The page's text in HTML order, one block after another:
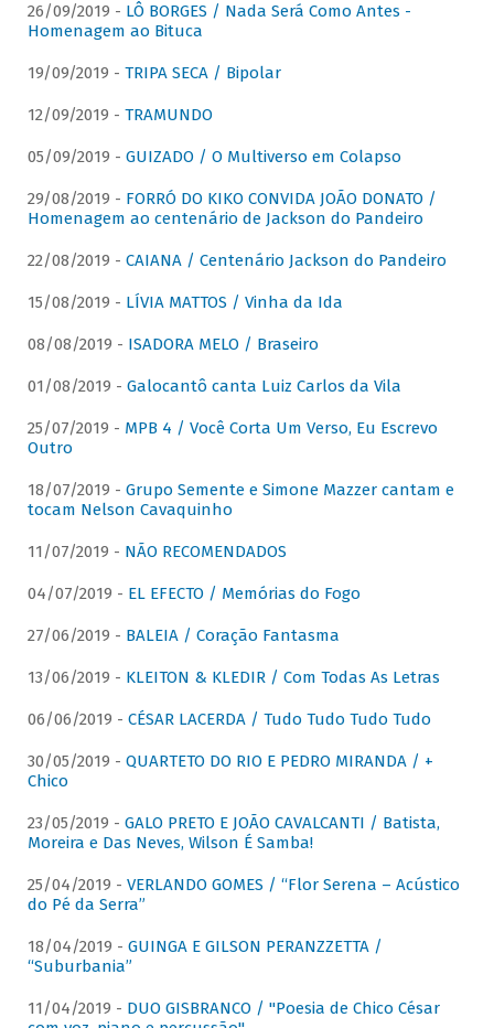
26/09/2019 - LÔ BORGES / Nada Será Como Antes -
Homenagem ao Bituca
19/09/2019 - TRIPA SECA / Bipolar
12/09/2019 - TRAMUNDO
05/09/2019 - GUIZADO / O Multiverso em Colapso
29/08/2019 - FORRÓ DO KIKO CONVIDA JOÃO DONATO /
Homenagem ao centenário de Jackson do Pandeiro
22/08/2019 - CAIANA / Centenário Jackson do Pandeiro
15/08/2019 - LÍVIA MATTOS / Vinha da Ida
08/08/2019 - ISADORA MELO / Braseiro
01/08/2019 - Galocantô canta Luiz Carlos da Vila
25/07/2019 - MPB 4 / Você Corta Um Verso, Eu Escrevo
Outro
18/07/2019 - Grupo Semente e Simone Mazzer cantam e
tocam Nelson Cavaquinho
11/07/2019 - NÃO RECOMENDADOS
04/07/2019 - EL EFECTO / Memórias do Fogo
27/06/2019 - BALEIA / Coração Fantasma
13/06/2019 - KLEITON & KLEDIR / Com Todas As Letras
06/06/2019 - CÉSAR LACERDA / Tudo Tudo Tudo Tudo
30/05/2019 - QUARTETO DO RIO E PEDRO MIRANDA / +
Chico
23/05/2019 - GALO PRETO E JOÃO CAVALCANTI / Batista,
Moreira e Das Neves, Wilson É Samba!
25/04/2019 - VERLANDO GOMES / “Flor Serena – Acústico
do Pé da Serra”
18/04/2019 - GUINGA E GILSON PERANZZETTA /
“Suburbania”
11/04/2019 - DUO GISBRANCO / "Poesia de Chico César